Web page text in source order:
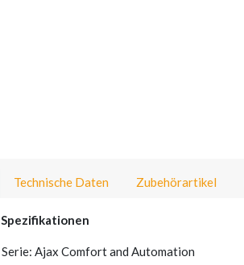
Technische Daten Zubehörartikel
Spezifikationen
Serie: Ajax Comfort and Automation